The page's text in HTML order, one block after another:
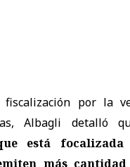
por la
Albagli detalló
está focalizada
más